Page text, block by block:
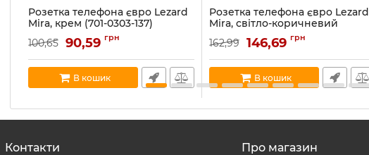
Розетка телефона євро Lezard
Mira, крем (701-0303-137)
Артикул: 701-0303-137
В наявності:5
100,65 90,59 грн
В кошик
Розетка телефона євро Lezard
Mira, світло-коричневий
перламутр (701-3131-137)
Артикул: 701-3131-137
В наявності:1
162,99 146,69 грн
В кошик
Контакти Про магазин